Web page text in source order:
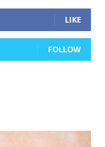
LIKE
FOLLOW